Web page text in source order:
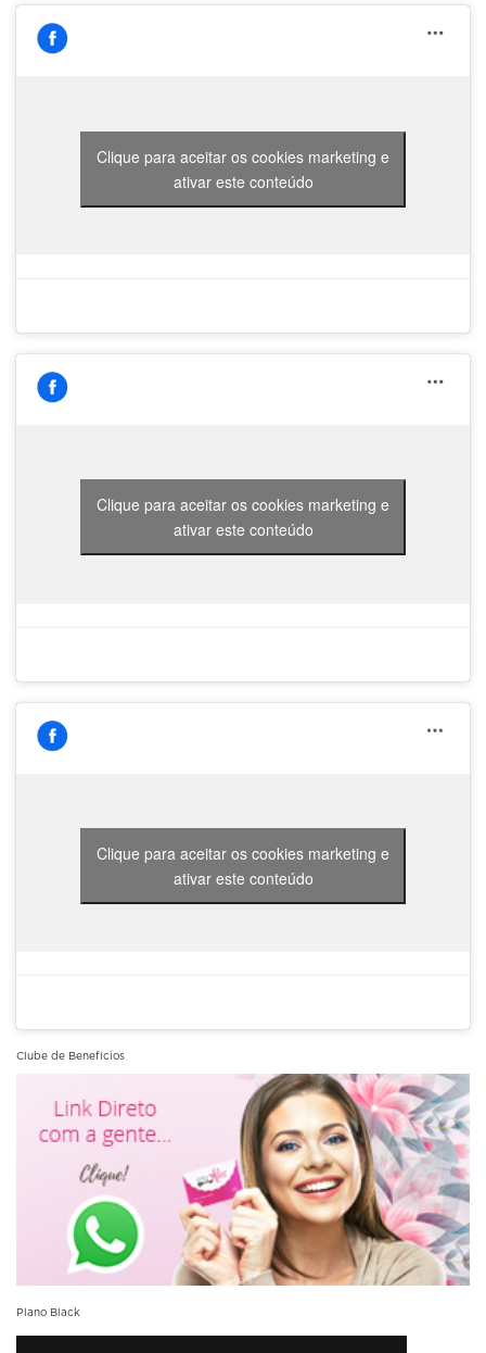
Clique para aceitar os cookies marketing e
ativar este conteúdo
Clique para aceitar os cookies marketing e
ativar este conteúdo
Clique para aceitar os cookies marketing e
ativar este conteúdo
Clube de Benefícios
Plano Black